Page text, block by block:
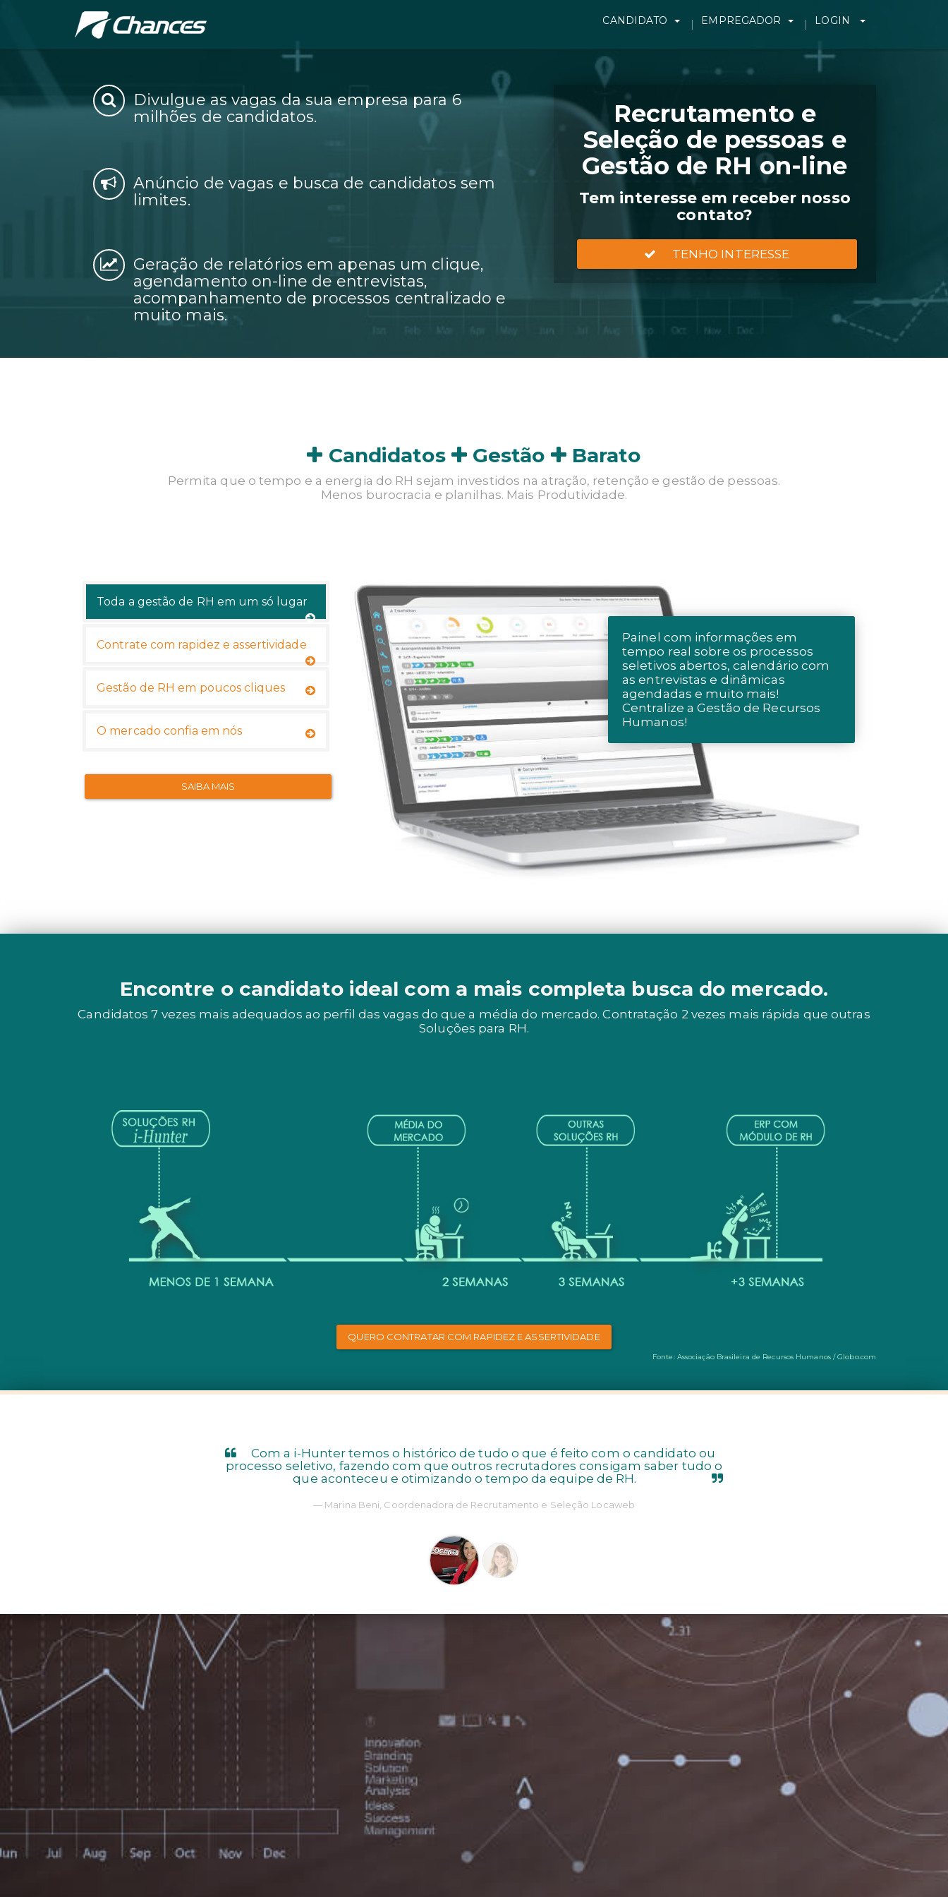
CANDIDATO EMPREGADOR LOGIN
Divulgue as vagas da sua empresa para 6
milhões de candidatos.
Anúncio de vagas e busca de candidatos sem
limites.
Geração de relatórios em apenas um clique,
agendamento on-line de entrevistas,
acompanhamento de processos centralizado e
muito mais.
Recrutamento e
Seleção de pessoas e
Gestão de RH on-line
Tem interesse em receber nosso
contato?
TENHO INTERESSE
Candidatos Gestão Barato
Permita que o tempo e a energia do RH sejam investidos na atração, retenção e gestão de pessoas.
Menos burocracia e planilhas. Mais Produtividade.
Toda a gestão de RH em um só lugar
Contrate com rapidez e assertividade
Gestão de RH em poucos cliques
O mercado confia em nós
SAIBA MAIS
Painel com informações em
tempo real sobre os processos
seletivos abertos, calendário com
as entrevistas e dinâmicas
agendadas e muito mais!
Centralize a Gestão de Recursos
Humanos!
Encontre o candidato ideal com a mais completa busca do mercado.
Candidatos 7 vezes mais adequados ao perfil das vagas do que a média do mercado. Contratação 2 vezes mais rápida que outras
Soluções para RH.
QUERO CONTRATAR COM RAPIDEZ E ASSERTIVIDADE
Fonte: Associação Brasileira de Recursos Humanos / Globo.com
Com a i-Hunter temos o histórico de tudo o que é feito com o candidato ou
processo seletivo, fazendo com que outros recrutadores consigam saber tudo o
que aconteceu e otimizando o tempo da equipe de RH.
Marina Beni, Coordenadora de Recrutamento e Seleção Locaweb